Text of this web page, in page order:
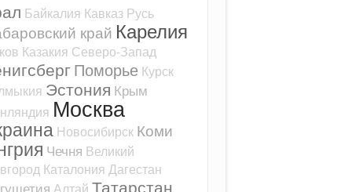
Байкалия Кавказ Русь
край Карелия
Казакия Северо-Запад
Поморье Курск
Эстония Крым
Москва
Новосибирск Коми
Чечня Великий
Каталония Дагестан
Татарстан